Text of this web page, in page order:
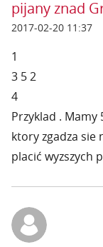
pijany znad
2017-02-20 11:37
1
3 5 2
4
Przyklad . Mamy
ktory zgadza sie
placić wyzszych